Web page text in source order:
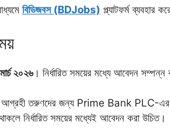
বিডিজবস (BDJobs) প্ল্যাটফর্ম ব্যবহার
২০২৬। নির্ধারিত সময়ের মধ্যে আবেদন সম্পন্ন
আগ্রহী তরুণদের জন্য Prime Bank PLC-এর
নির্ধারিত সময়ের মধ্যেই আবেদন করা উচিত।